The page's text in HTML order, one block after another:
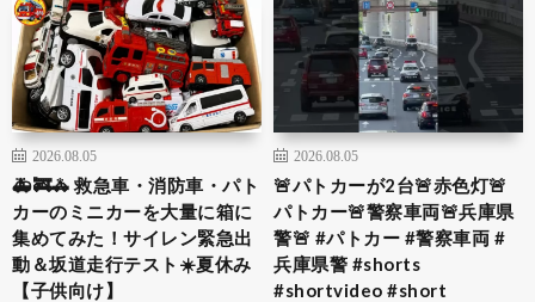
2026.08.05
🚑🚒🚓 救急車・消防車・パト
カーのミニカーを大量に箱に
集めてみた！サイレン緊急出
動＆坂道走行テスト☀️夏休み
【子供向け】
2026.08.05
🚨パトカーが2台🚨赤色灯🚨
パトカー🚨警察車両🚨兵庫県
警🚨 #パトカー #警察車両 #
兵庫県警 #shorts
#shortvideo #short